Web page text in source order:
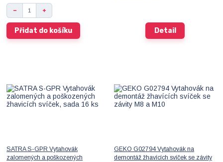
Přidat do košíku Detail
SATRA S-GPR Vytahovák
zalomených a poškozených
GEKO G02794 Vytahovák na
demontáž žhavících svíček se závity